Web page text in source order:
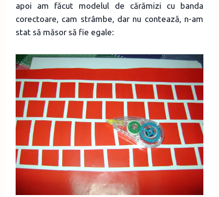
apoi am făcut modelul de cărămizi cu banda
corectoare, cam strâmbe, dar nu contează, n-am
stat să măsor să fie egale: